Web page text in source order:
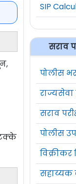
SIP
सराव
पोलीस
राज्यसेवा
सराव
पोलीस